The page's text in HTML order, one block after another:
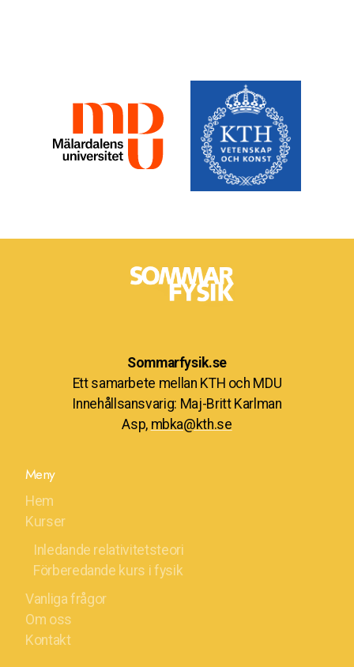
Sommarfysik.se
Ett samarbete mellan KTH och MDU
Innehållsansvarig: Maj-Britt Karlman
Asp, mbka@kth.se
Meny
Hem
Kurser
Inledande relativitetsteori
Förberedande kurs i fysik
Vanliga frågor
Om oss
Kontakt